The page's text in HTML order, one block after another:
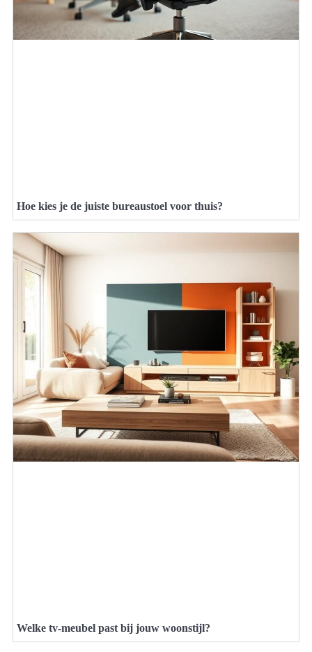
Hoe kies je de juiste bureaustoel voor thuis?
Welke tv-meubel past bij jouw woonstijl?